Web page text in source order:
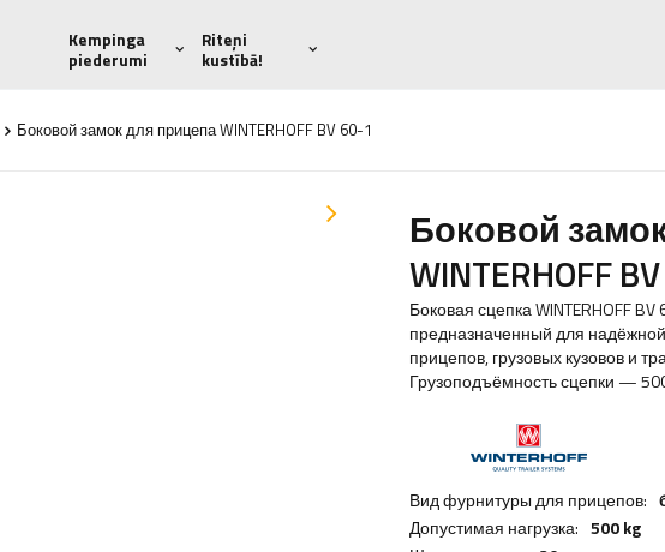
Kempinga
piederumi
Riteņi
kustībā!
Боковой замок для прицепа WINTERHOFF BV 60-1
Боковой
WINTERHOFF
Боковая сцепка WINTERHOFF
предназначенный для
прицепов, грузовых кузовов и
Грузоподъёмность сцепки —
Вид фурнитуры для прицепов:
Допустимая нагрузка: 500 kg